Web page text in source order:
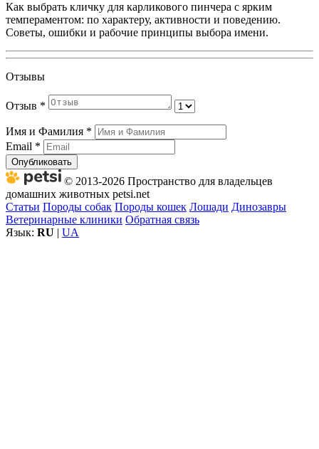
Как выбрать кличку для карликового пинчера с ярким
темпераментом: по характеру, активности и поведению.
Советы, ошибки и рабочие принципы выбора имени.
Отзывы
Отзыв *
Имя и Фамилия *
Email *
Опубликовать
© 2013-2026 Пространство для владельцев
домашних животных petsi.net
Статьи Породы собак Породы кошек Лошади Динозавры
Ветеринарные клиники Обратная связь
Язык: RU | UA